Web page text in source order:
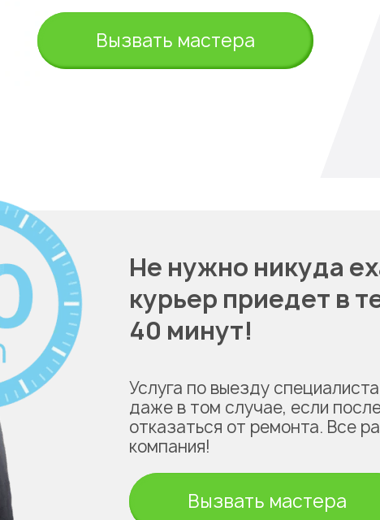
Вызвать мастера
Не нужно никуда
курьер приедет в
40 минут!
Услуга по выезду
даже в том случае, если
отказаться от ремонта. Все
компания!
Вызвать мастера
Укажите из какого вы города